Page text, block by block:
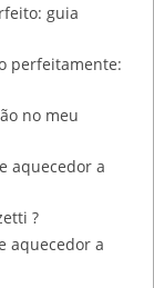
guia
perfeitamente:
no meu
aquecedor a
?
aquecedor a